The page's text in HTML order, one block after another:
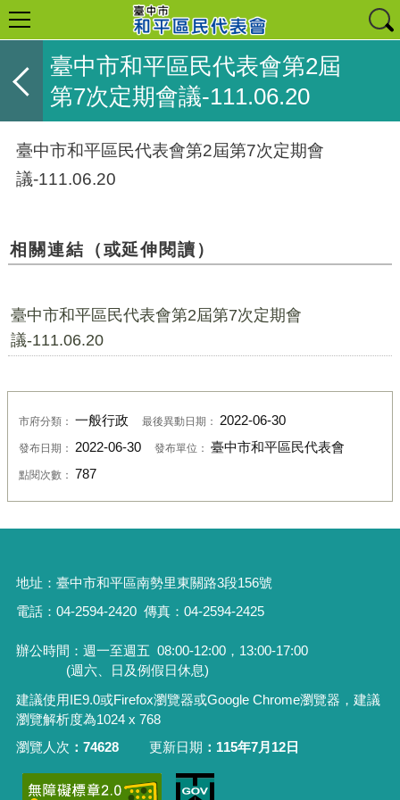
臺中市和平區民代表會第2屆
第7次定期會議-111.06.20
臺中市和平區民代表會第2屆第7次定期會
議-111.06.20
相關連結（或延伸閱讀）
臺中市和平區民代表會第2屆第7次定期會
議-111.06.20
市府分類： 一般行政 最後異動日期： 2022-06-30
發布日期： 2022-06-30 發布單位： 臺中市和平區民代表會
點閱次數： 787
地址： 臺中市和平區南勢里東關路3段156號
電話：04-2594-2420 傳真：04-2594-2425
辦公時間：週一至週五 08:00-12:00，13:00-17:00
(週六、日及例假日休息)
建議使用IE9.0或Firefox瀏覽器或Google Chrome瀏覽器，建議
瀏覽解析度為1024 x 768
瀏覽人次
74628 更新日期 115年7月12日